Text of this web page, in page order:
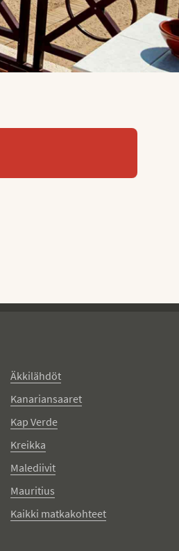
Äkkilähdöt
Kanariansaaret
Kap Verde
Kreikka
Malediivit
Mauritius
Kaikki matkakohteet